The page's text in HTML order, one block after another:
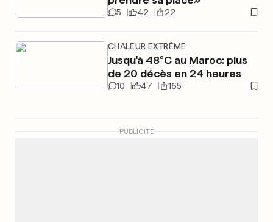
5 42 22
CHALEUR EXTRÊME
Jusqu'à 48°C au Maroc: plus
de 20 décès en 24 heures
10 47 165
PUBLICITÉ